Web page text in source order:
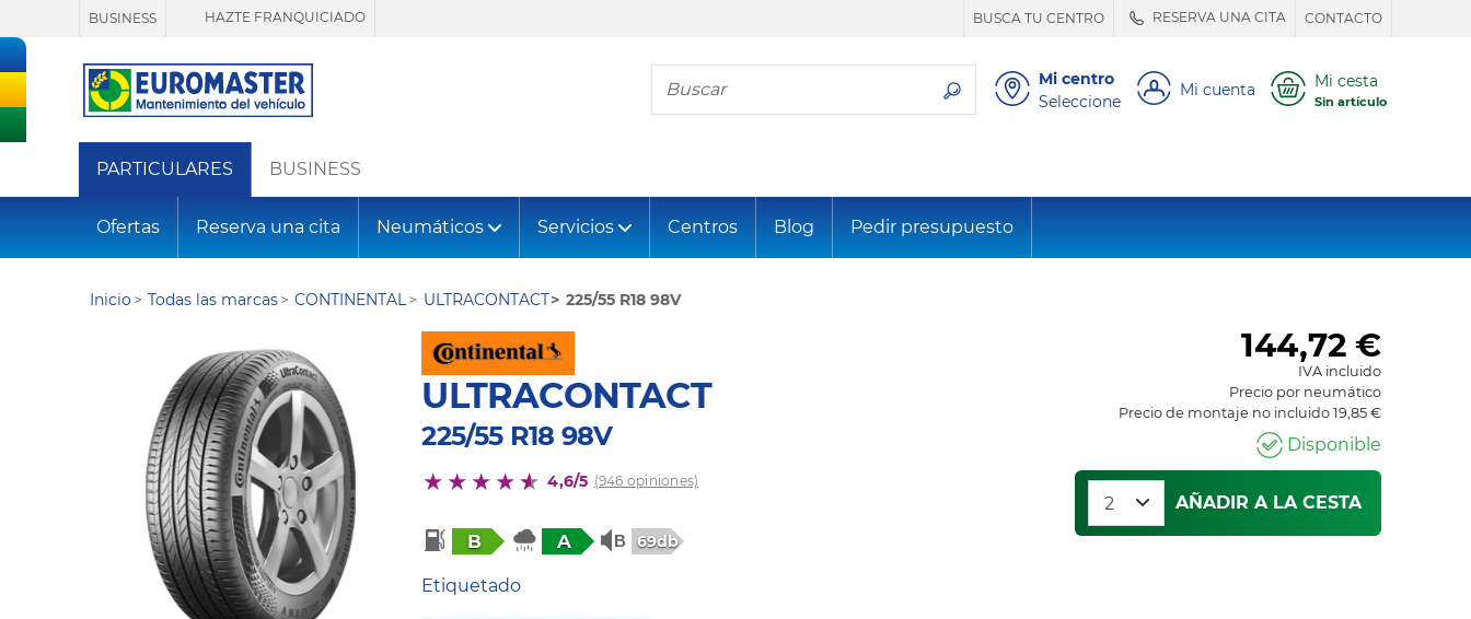
BUSINESS HAZTE FRANQUICIADO BUSCA TU CENTRO RESERVA UNA CITA CONTACTO
Busca tu neumático
Mi centro
Seleccione
Mi cuenta Mi cesta
Sin artículo
PARTICULARES BUSINESS
Ofertas Reserva una cita Neumáticos Servicios Centros Blog Pedir presupuesto
Inicio Todas las marcas CONTINENTAL ULTRACONTACT 225/55 R18 98V
ULTRACONTACT
225/55 R18 98V
4,6/5 (946 opiniones)
B A 69db
Etiquetado
144,72 €
IVA incluido
Precio por neumático
Precio de montaje no incluido 19,85 €
Disponible
AÑADIR A LA CESTA